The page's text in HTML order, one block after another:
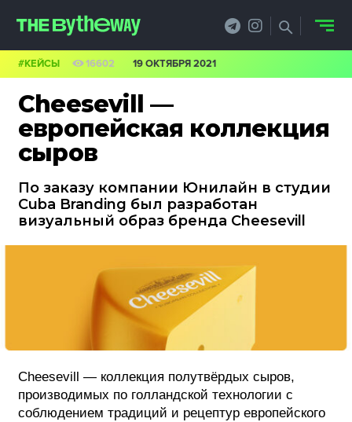
Cheesevill —
европейская коллекция
сыров
По заказу компании Юнилайн в студии
Cuba Branding был разработан
визуальный образ бренда Cheesevill
#КЕЙСЫ 16602 19 ОКТЯБРЯ 2021
Cheesevill — коллекция полутвёрдых сыров,
производимых по голландской технологии с
соблюдением традиций и рецептур европейского
НОВОСТИ
PRO.ОБЗОР
ФИЛОСОФИЯ
КРЕАТИВА
ТЕХНОЛОГИИ
ФЕСТИВАЛИ
ФОТОГРАФИЯ
ТИПОГРАФИКА